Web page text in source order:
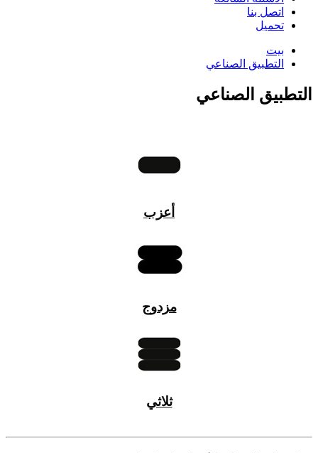
اتصل بنا
تحميل
بيت
التطبيق الصناعي
التطبيق الصناعي
أعزب
مزدوج
ثلاثي